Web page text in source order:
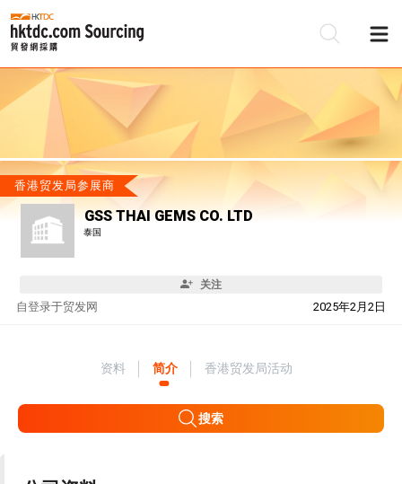
香港贸发局参展商
GSS THAI GEMS CO. LTD
泰国
关注
自 2025年2月2日
登录于贸发网
资料 简介 香港贸发局活动
搜索